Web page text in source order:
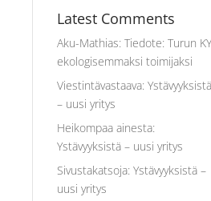
Latest Comments
Aku-Mathias:Tiedote: Turun KY
ekologisemmaksi toimijaksi
Viestintävastaava:Ystävyyksistä
– uusi yritys
Heikompaa ainesta:
Ystävyyksistä – uusi yritys
Sivustakatsoja:Ystävyyksistä –
uusi yritys